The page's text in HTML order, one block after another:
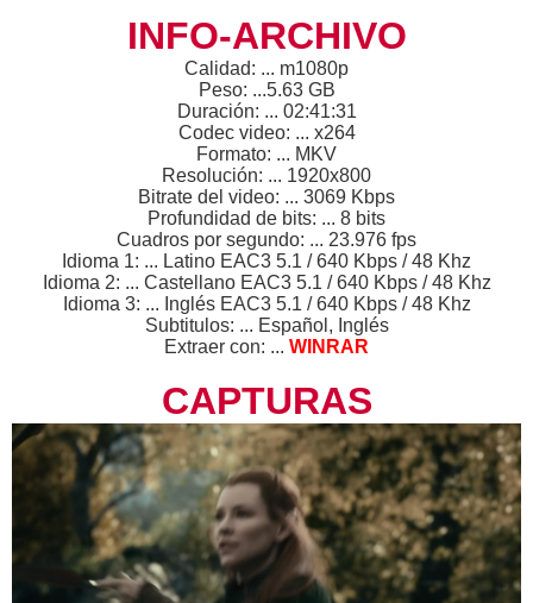
INFO-ARCHIVO
Calidad: ... m1080p
Peso: ...5.63 GB
Duración: ... 02:41:31
Codec video: ... x264
Formato: ... MKV
Resolución: ... 1920x800
Bitrate del video: ... 3069 Kbps
Profundidad de bits: ... 8 bits
Cuadros por segundo: ... 23.976 fps
Idioma 1: ... Latino EAC3 5.1 / 640 Kbps / 48 Khz
Idioma 2: ... Castellano EAC3 5.1 / 640 Kbps / 48 Khz
Idioma 3: ... Inglés EAC3 5.1 / 640 Kbps / 48 Khz
Subtitulos: ... Español, Inglés
Extraer con: ... WINRAR
CAPTURAS